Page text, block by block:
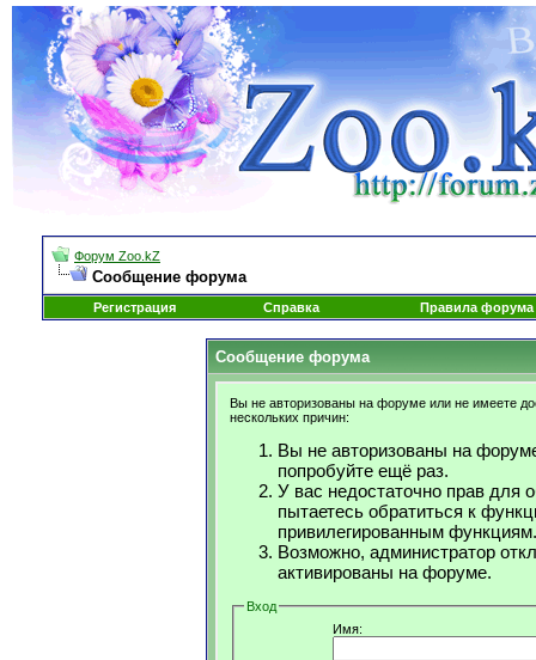
Форум Zoo.kZ
Сообщение форума
Регистрация Справка Правила форума
Сообщение форума
Вы не авторизованы на форуме или не имеете
нескольких причин:
Вы не авторизованы на
попробуйте ещё раз.
У вас недостаточно прав для
пытаетесь обратиться к
привилегированным функциям.
Возможно, администратор
активированы на форуме.
Вход
Имя: